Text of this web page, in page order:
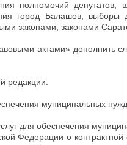
полномочий депутатов,
город Балашов,
законами, законами
актами» дополнить
редакции:
муниципальных нужд
для обеспечения
Федерации о